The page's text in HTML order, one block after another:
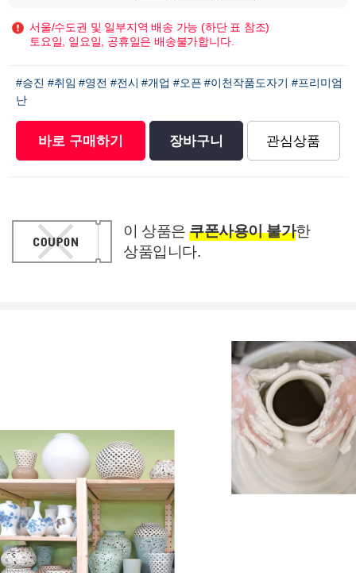
서울/수도권 및 일부지역 배송 가능 (하단 표 참조)
토요일, 일요일, 공휴일은 배송불가합니다.
#승진 #취임 #영전 #전시 #개업 #오픈 #이천작품도자기 #프리미엄
난
바로 구매하기 장바구니 관심상품
이 상품은 쿠폰사용이 불가한
상품입니다.